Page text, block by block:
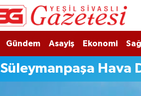
Gündem Asayiş Ekonomi
Süleymanpaşa Hava